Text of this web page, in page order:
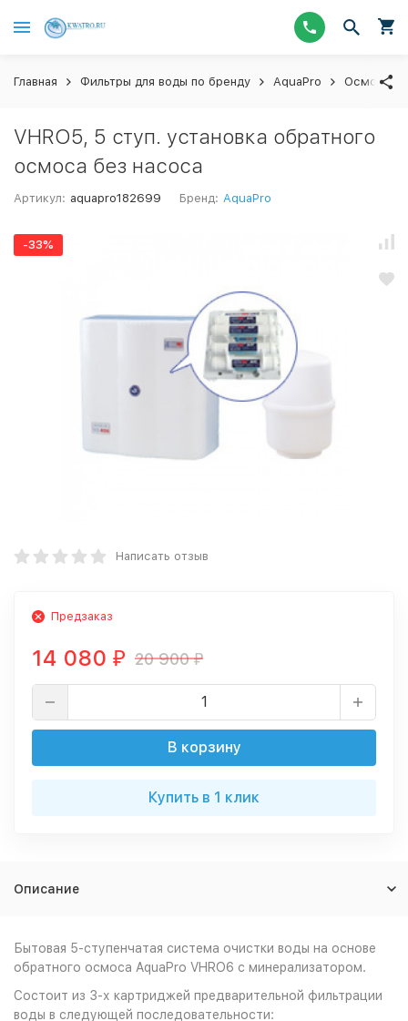
Главная Фильтры для воды по бренду AquaPro Осмосы
VHRO5, 5 ступ. установка обратного
осмоса без насоса
Артикул: aquapro182699 Бренд: AquaPro
-33%
Написать отзыв
Предзаказ
14 080 ₽ 20 900₽
В корзину
Купить в 1 клик
Описание
Бытовая 5-ступенчатая система очистки воды на основе
обратного осмоса AquaPro VHRO6 с минерализатором.
Состоит из 3-х картриджей предварительной фильтрации
воды в следующей последовательности: